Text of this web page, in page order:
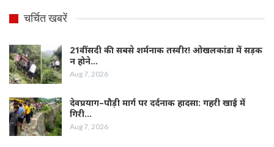
चर्चित खबरें
21वीं सदी की सबसे शर्मनाक तस्वीर! ओखलकांडा में सड़क
न होने…
Aug 7, 2026
देवप्रयाग–पौड़ी मार्ग पर दर्दनाक हादसा: गहरी खाई में
गिरी…
Aug 7, 2026